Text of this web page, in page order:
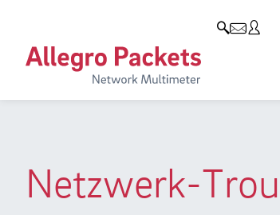
Netzwerk-
Allegro Network Multimeter
Analyse-Module
Resources & Service
Use Cases
Solution Briefs
Case Studies
Unternehmen
Unternehmen
Kunden
Umweltschutz